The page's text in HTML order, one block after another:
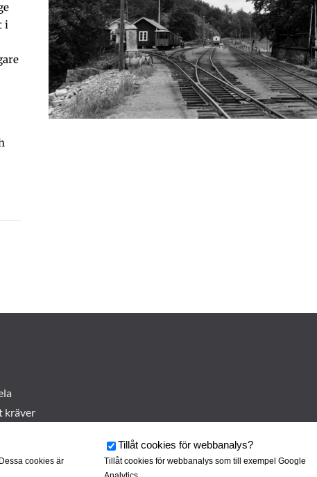
i
kräver
cookies är
Tillåt cookies för webbanalys?
Tillåt cookies för webbanalys som till exempel Google